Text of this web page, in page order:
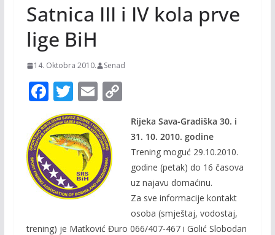
Satnica III i IV kola prve
lige BiH
14. Oktobra 2010. Senad
F
ac
e
b
o
o
T
w
itt
er
E
ai
l
C
p
y
Li
n
k
Rijeka Sava-Gradiška 30. i
31. 10. 2010. godine
Trening moguć 29.10.2010.
godine (petak) do 16 časova
uz najavu domaćinu.
Za sve informacije kontakt
osoba (smještaj, vodostaj,
trening) je Matković Đuro 066/407-467 i Golić Slobodan